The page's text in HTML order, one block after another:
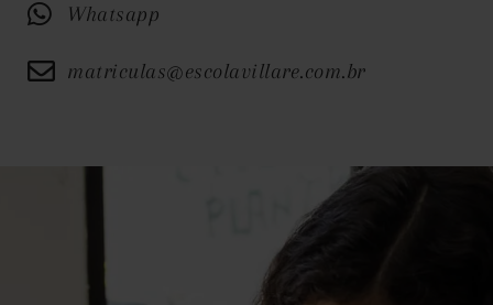
Whatsapp
matriculas@escolavillare.com.br